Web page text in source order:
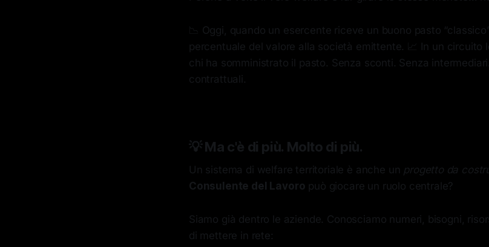
📉 Oggi, quando un esercente riceve un buono pasto
percentuale del valore alla società emittente. 📈 In un circuito
chi ha somministrato il pasto. Senza sconti. Senza
contrattuali.
💡 Ma c'è di più. Molto di più.
Un sistema di welfare territoriale è anche un progetto da
Consulente del Lavoro può giocare un ruolo centrale?
Siamo già dentro le aziende. Conosciamo numeri, bisogni,
di mettere in rete: